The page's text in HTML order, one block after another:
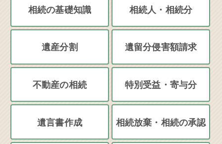
相続の基礎知識 相続人・相続分
遺産分割 遺留分侵害額請求
不動産の相続 特別受益・寄与分
遺言書作成 相続放棄・相続の承認